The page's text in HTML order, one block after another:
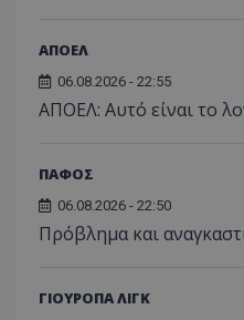
ΑΠΟΕΛ
06.08.2026 - 22:55
ΑΠΟΕΛ: Αυτό είναι το
ΠΑΦΟΣ
06.08.2026 - 22:50
Πρόβλημα και
ΓΙΟΥΡΟΠΑ ΛΙΓΚ